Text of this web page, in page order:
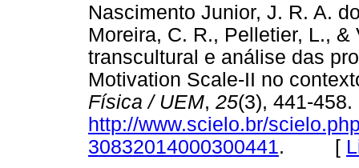
Nascimento Junior, J. R. A.
Moreira, C. R., Pelletier, L.,
transcultural e análise das
Motivation Scale-II no
Física / UEM, 25(3), 441-
http://www.scielo.br/
30832014000300441. [